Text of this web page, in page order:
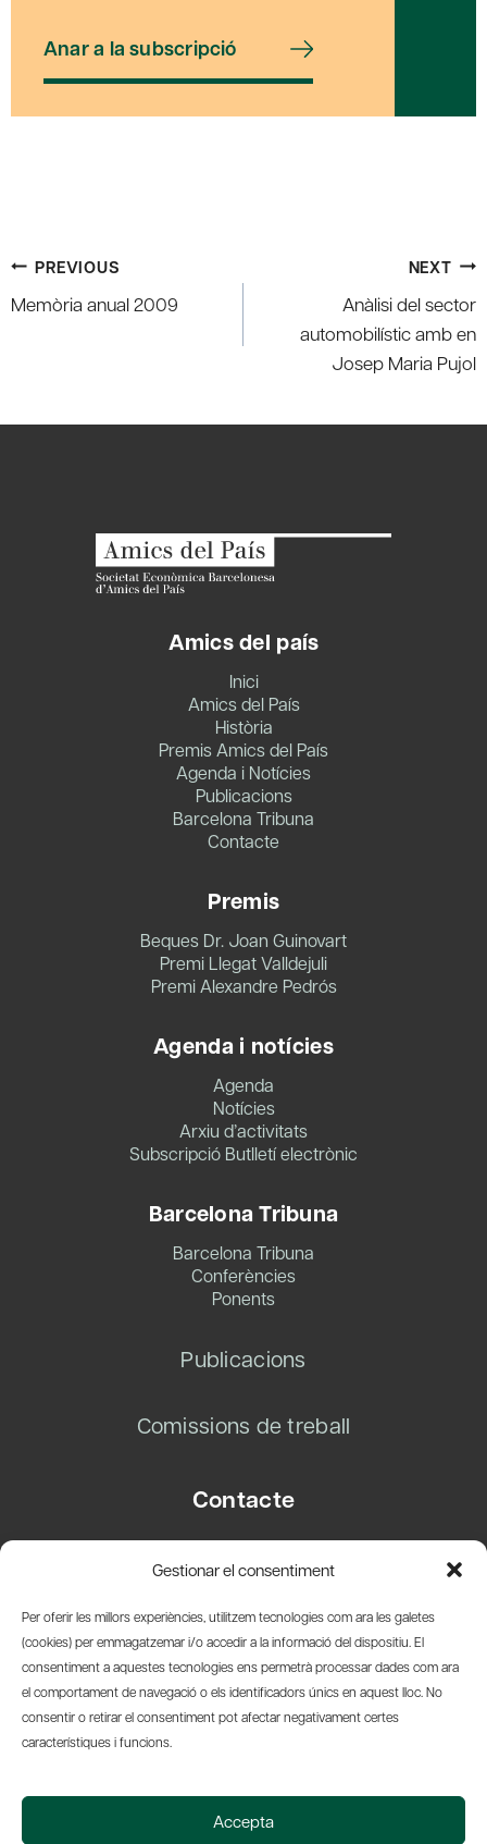
Gestionar el consentiment
Per oferir les millors experiències, utilitzem tecnologies com ara les galetes
(cookies) per emmagatzemar i/o accedir a la informació del dispositiu. El
consentiment a aquestes tecnologies ens permetrà processar dades com ara
el comportament de navegació o els identificadors únics en aquest lloc. No
consentir o retirar el consentiment pot afectar negativament certes
característiques i funcions.
Accepta
Anar a la subscripció
Post
navigation
PREVIOUS
Memòria anual 2009
NEXT
Anàlisi del sector
automobilístic amb en
Josep Maria Pujol
Amics del país
Inici
Amics del País
Història
Premis Amics del País
Agenda i Notícies
Publicacions
Barcelona Tribuna
Contacte
Premis
Beques Dr. Joan Guinovart
Premi Llegat Valldejuli
Premi Alexandre Pedrós
Agenda i notícies
Agenda
Notícies
Arxiu d’activitats
Subscripció Butlletí electrònic
Barcelona Tribuna
Barcelona Tribuna
Conferències
Ponents
Publicacions
Comissions de treball
Contacte
08003 Barcelona
info@amicsdelpais.com
Suscripció Newsletter
© 2026 Societat Econòmica Barcelonesa d'Amics del País